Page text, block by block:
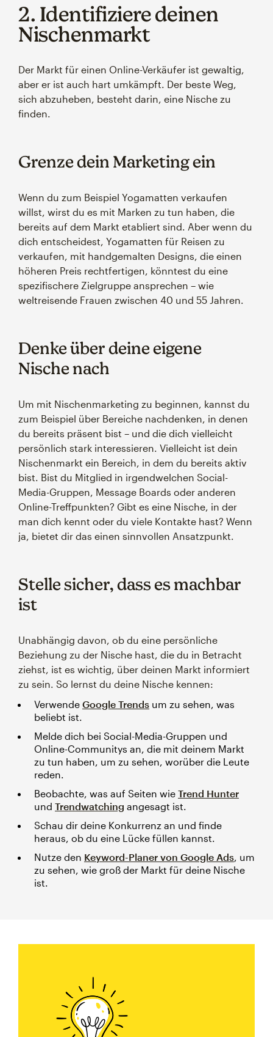
2. Identifiziere deinen
Nischenmarkt
Der Markt für einen Online-Verkäufer ist gewaltig,
aber er ist auch hart umkämpft. Der beste Weg,
sich abzuheben, besteht darin, eine Nische zu
finden.
Grenze dein Marketing ein
Wenn du zum Beispiel Yogamatten verkaufen
willst, wirst du es mit Marken zu tun haben, die
bereits auf dem Markt etabliert sind. Aber wenn du
dich entscheidest, Yogamatten für Reisen zu
verkaufen, mit handgemalten Designs, die einen
höheren Preis rechtfertigen, könntest du eine
spezifischere Zielgruppe ansprechen – wie
weltreisende Frauen zwischen 40 und 55 Jahren.
Denke über deine eigene
Nische nach
Um mit Nischenmarketing zu beginnen, kannst du
zum Beispiel über Bereiche nachdenken, in denen
du bereits präsent bist – und die dich vielleicht
persönlich stark interessieren. Vielleicht ist dein
Nischenmarkt ein Bereich, in dem du bereits aktiv
bist. Bist du Mitglied in irgendwelchen Social-
Media-Gruppen, Message Boards oder anderen
Online-Treffpunkten? Gibt es eine Nische, in der
man dich kennt oder du viele Kontakte hast? Wenn
ja, bietet dir das einen sinnvollen Ansatzpunkt.
Stelle sicher, dass es machbar
ist
Unabhängig davon, ob du eine persönliche
Beziehung zu der Nische hast, die du in Betracht
ziehst, ist es wichtig, über deinen Markt informiert
zu sein. So lernst du deine Nische kennen:
Verwende Google Trends um zu sehen, was
beliebt ist.
Melde dich bei Social-Media-Gruppen und
Online-Communitys an, die mit deinem Markt
zu tun haben, um zu sehen, worüber die Leute
reden.
Beobachte, was auf Seiten wie Trend Hunter
und Trendwatching angesagt ist.
Schau dir deine Konkurrenz an und finde
heraus, ob du eine Lücke füllen kannst.
Nutze den Keyword-Planer von Google Ads, um
zu sehen, wie groß der Markt für deine Nische
ist.